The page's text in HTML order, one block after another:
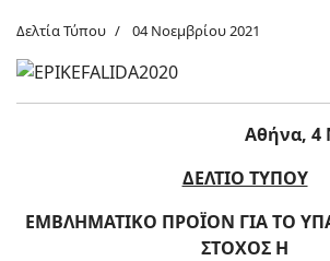
Δελτία Τύπου 04 Νοεμβρίου 2021
Αθήνα, 4
ΔΕΛΤΙΟ ΤΥΠΟΥ
ΕΜΒΛΗΜΑΤΙΚΟ ΠΡΟΪΟΝ ΓΙΑ ΤΟ
ΣΤΟΧΟΣ Η